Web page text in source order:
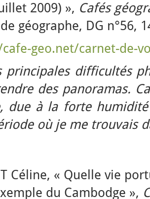
2009) », Cafés
géographe, DG n°56,
geo.net/carnet-de-
principales difficultés
des panoramas.
due à la forte
où je me trouvais
Céline, « Quelle vie
du Cambodge »,